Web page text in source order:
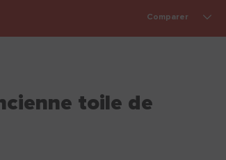
Comparer
toile de